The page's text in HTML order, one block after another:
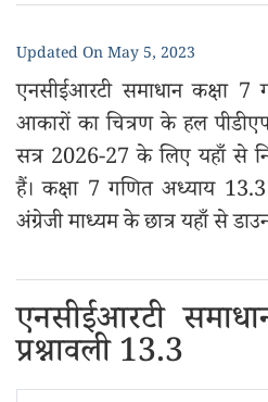
Updated OnMay 5, 2023
एनसीईआरटी समाधान कक्षा 7
आकारों का चित्रण के हल
सत्र 2026-27 के लिए यहाँ से
हैं। कक्षा 7 गणित अध्याय
अंग्रेजी माध्यम के छात्र यहाँ से
एनसीईआरटी
प्रश्नावली 13.3